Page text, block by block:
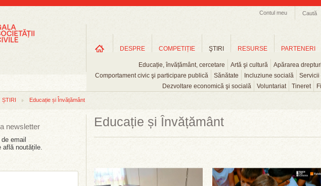
Caută
Contul meu
DESPRE COMPETIȚIE ŞTIRI
Educație, învățământ, cercetare Artă şi cultură
Apărarea
Comportament civic şi participare publică
Sănătate Incluziune socială Servicii
Dezvoltare economică şi socială
Voluntariat Tineret
RESURSE PARTENERI
ȘTIRI Educație și Învățământ
newsletter
email
află noutățile.
Educație și Învățământ